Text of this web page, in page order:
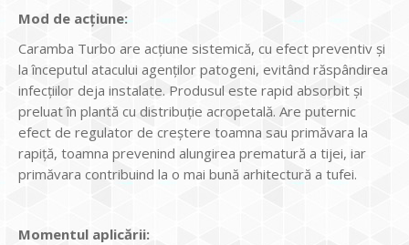
Mod de acţiune:
Caramba Turbo are acţiune sistemică, cu efect preventiv şi
la începutul atacului agenţilor patogeni, evitând răspândirea
infecţiilor deja instalate. Produsul este rapid absorbit şi
preluat în plantă cu distribuţie acropetală. Are puternic
efect de regulator de creştere toamna sau primăvara la
rapiţă, toamna prevenind alungirea prematură a tijei, iar
primăvara contribuind la o mai bună arhitectură a tufei.
Momentul aplicării: